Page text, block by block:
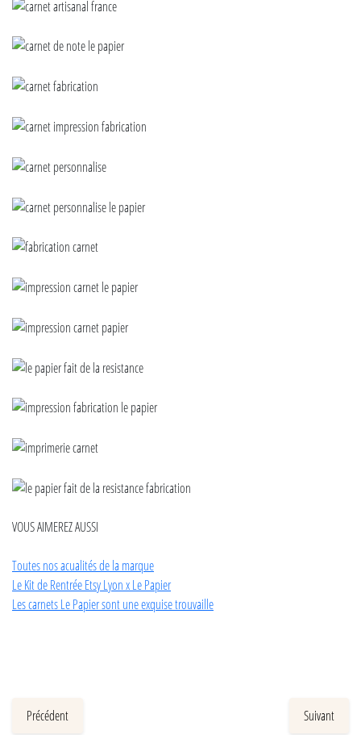
VOUS AIMEREZ AUSSI
Toutes nos acualités de la marque
Le Kit de Rentrée Etsy Lyon x Le Papier
Les carnets Le Papier sont une exquise trouvaille
Précédent Suivant